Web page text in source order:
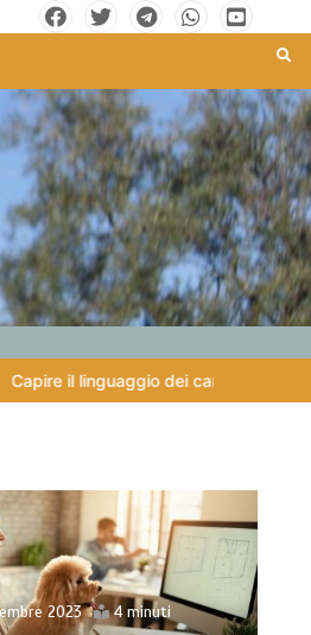
dei cani: Una guida
2023 4 minuti